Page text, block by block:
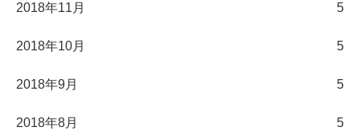
2018年11月 5
2018年10月 5
2018年9月 5
2018年8月 5